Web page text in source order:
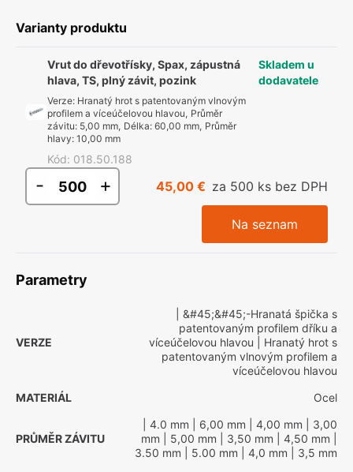
Varianty produktu
Vrut do dřevotřísky, Spax, zápustná
hlava, TS, plný závit, pozink
Verze: Hranatý hrot s patentovaným vlnovým
profilem a víceúčelovou hlavou, Průměr
závitu: 5,00 mm, Délka:60,00 mm, Průměr
hlavy:10,00 mm
Kód: 018.50.188
Skladem u
dodavatele
- + 45,00 € za 500 ks bez DPH
Na seznam
Parametry
VERZE
| &#45;&#45;-Hranatá špička s
patentovaným profilem dříku a
víceúčelovou hlavou | Hranatý hrot s
patentovaným vlnovým profilem a
víceúčelovou hlavou
MATERIÁL
Ocel
PRŮMĚR ZÁVITU
| 4.0 mm | 6,00 mm | 4,00 mm | 3,00
mm | 5,00 mm | 3,50 mm | 4,50 mm
3.50 mm | 5.00 mm | 4,0 mm | 3,5 mm